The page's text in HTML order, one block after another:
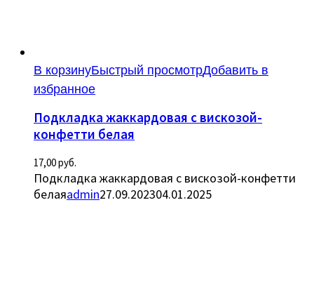
В корзинуБыстрый просмотрДобавить в
избранное
Подкладка жаккардовая с вискозой-
конфетти белая
17,00руб.
Подкладка жаккардовая с вискозой-конфетти
белаяadmin27.09.202304.01.2025